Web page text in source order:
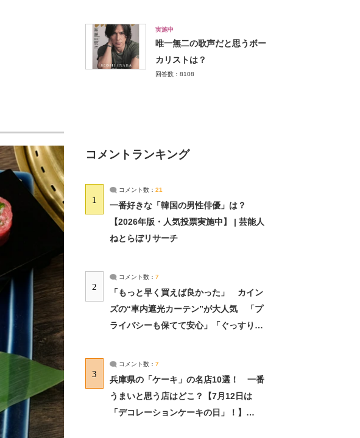
実施中
唯一無二の歌声だと思うボー
カリストは？
回答数：8108
コメントランキング
1
コメント数： 21
一番好きな「韓国の男性俳優」は？
【2026年版・人気投票実施中】 | 芸能人
ねとらぼリサーチ
2
コメント数： 7
「もっと早く買えば良かった」 カイン
ズの“車内遮光カーテン”が大人気 「プ
ライバシーも保てて安心」「ぐっすり眠
3
コメント数： 7
兵庫県の「ケーキ」の名店10選！ 一番
うまいと思う店はどこ？【7月12日は
「デコレーションケーキの日」！】